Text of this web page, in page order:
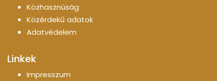
Közhasznúság
Közérdekű adatok
Adatvédelem
Linkek
Impresszum